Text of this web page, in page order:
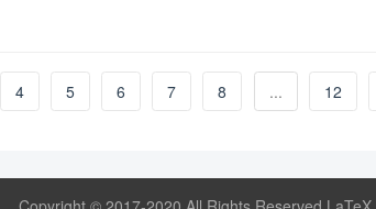
4 5 6 7 8 ... 12